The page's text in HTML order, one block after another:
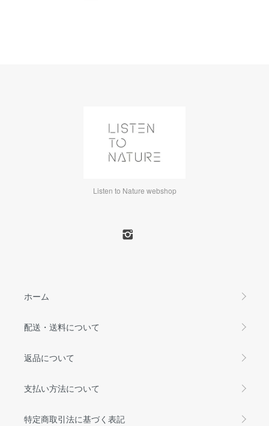
Listen to Nature webshop
ホーム
配送・送料について
返品について
支払い方法について
特定商取引法に基づく表記